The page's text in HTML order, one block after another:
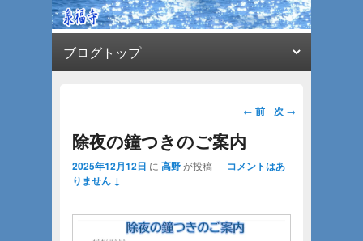
投稿ナビ
← 前 次 →
除夜の鐘つきのご案内
2025年12月12日 に 高野が投稿 — コメントはあ
りません ↓